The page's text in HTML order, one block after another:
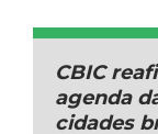
CBIC
agenda
cidades